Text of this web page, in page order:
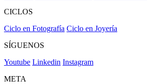
CICLOS
Ciclo en Fotografía Ciclo en Joyería
SÍGUENOS
Youtube Linkedin Instagram
META